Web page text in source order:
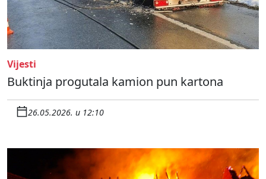
Vijesti
Buktinja progutala kamion pun kartona
26.05.2026. u 12:10